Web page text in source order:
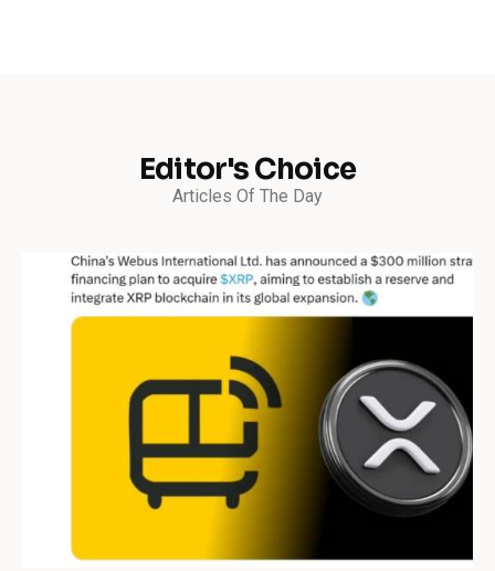
Editor's Choice
Articles Of The Day